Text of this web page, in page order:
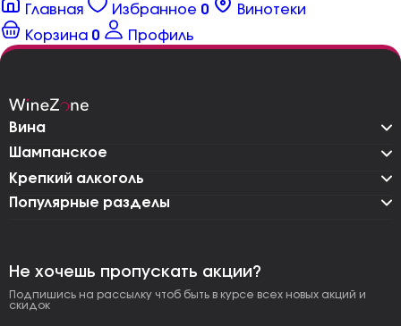
Главная Избранное 0
Винотеки
Корзина 0 Профиль
Вина
Шампанское
Крепкий алкоголь
Популярные разделы
Не хочешь пропускать акции?
Подпишись на рассылку чтоб быть в курсе всех новых акций и
скидок